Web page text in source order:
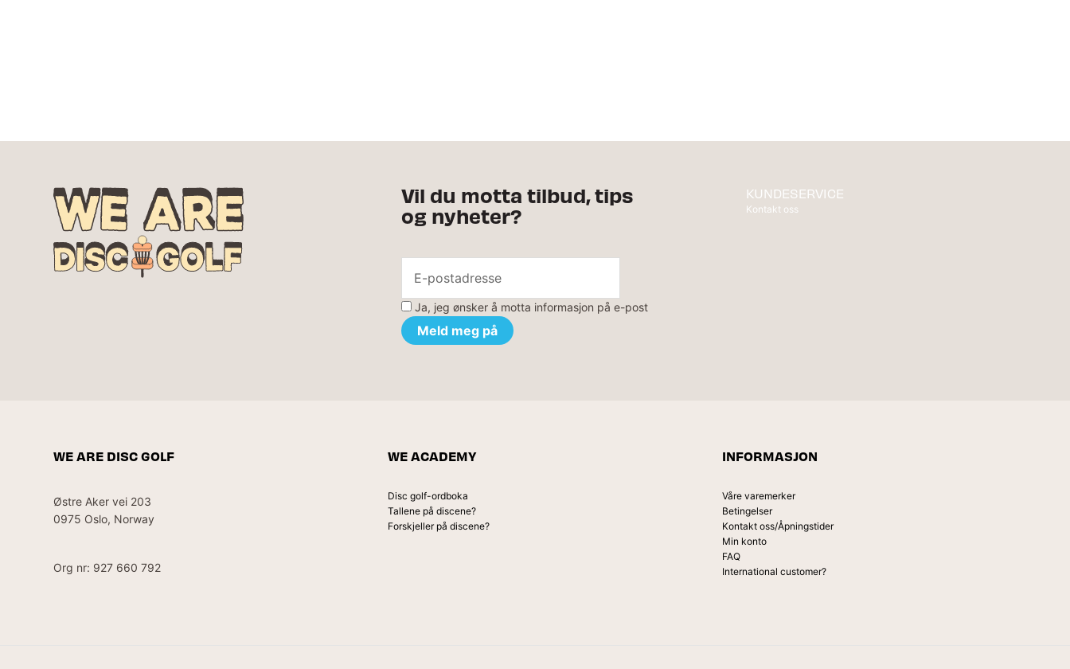
Vil du motta tilbud, tips
og nyheter?
Ja, jeg ønsker å motta informasjon på e-post
KUNDESERVICE
Kontakt oss
WE ARE DISC GOLF
Østre Aker vei 203
0975 Oslo, Norway
Org nr: 927 660 792
WE ACADEMY
Disc golf-ordboka
Tallene på discene?
Forskjeller på discene?
INFORMASJON
Våre varemerker
Betingelser
Kontakt oss/Åpningstider
Min konto
FAQ
International customer?